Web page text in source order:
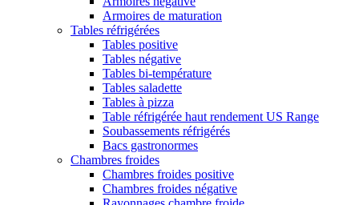
Armoires de maturation
Tables réfrigérées
Tables positive
Tables négative
Tables bi-température
Tables saladette
Tables à pizza
Table réfrigérée haut rendement US Range
Soubassements réfrigérés
Bacs gastronormes
Chambres froides
Chambres froides positive
Chambres froides négative